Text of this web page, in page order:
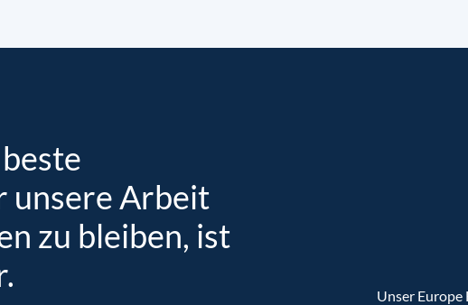
unsere Arbeit
zu bleiben, ist
Unser